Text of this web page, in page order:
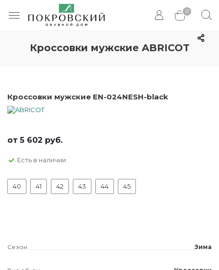
0
Кроссовки мужские ABRICOT
Кроссовки мужские EN-024NESH-black
от5 602 руб.
Есть в наличии
40 41 42 43 44 45
Сезон Зима